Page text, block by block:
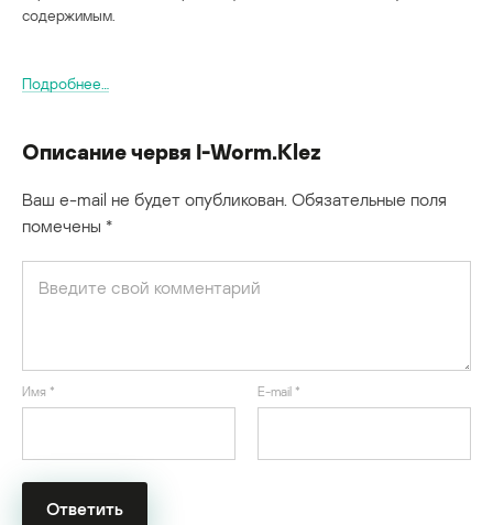
содержимым.
Подробнее…
Описание червя I-Worm.Klez
Ваш e-mail не будет опубликован. Обязательные поля
помечены *
Имя * E-mail *